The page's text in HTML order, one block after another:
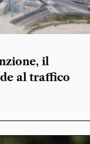
il
al traffico